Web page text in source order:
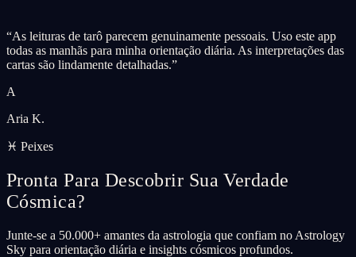
“As leituras de tarô parecem genuinamente pessoais. Uso este app
todas as manhãs para minha orientação diária. As interpretações das
cartas são lindamente detalhadas.”
A
Aria K.
♓ Peixes
Pronta Para Descobrir Sua Verdade
Cósmica?
Junte-se a 50.000+ amantes da astrologia que confiam no Astrology
Sky para orientação diária e insights cósmicos profundos.